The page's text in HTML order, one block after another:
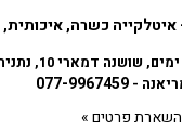
איטלקייה כשרה,
שושנה דמארי 10, נתניה.
-
077-9967459
פרטים »